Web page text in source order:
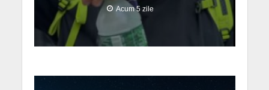
Acum 5 zile